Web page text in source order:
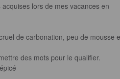
lors de mes vacances en
de carbonation, peu de mousse
des mots pour le qualifier.